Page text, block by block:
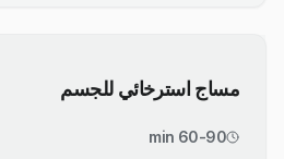
مساج استرخائي للجسم
60-90 min